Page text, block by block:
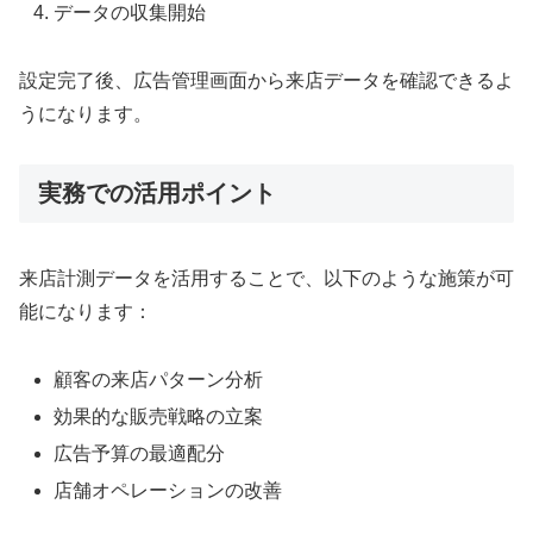
データの収集開始
設定完了後、広告管理画面から来店データを確認できるよ
うになります。
実務での活用ポイント
来店計測データを活用することで、以下のような施策が可
能になります：
顧客の来店パターン分析
効果的な販売戦略の立案
広告予算の最適配分
店舗オペレーションの改善